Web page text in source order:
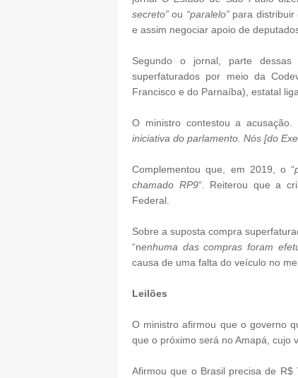
secreto” ou “paralelo”para distribuir
e assim negociar apoio de
Segundo o jornal, parte
superfaturados por meio da
Francisco e do Parnaíba), estatal
O ministro contestou a acusação.
iniciativa do parlamento. Nós [do
Complementou que, em 2019, o “
chamado RP9“. Reiterou que a
Federal.
Sobre a suposta compra
“nenhuma das compras foram
causa de uma falta do veículo no
Leilões
O ministro afirmou que o governo
que o próximo será no Amapá, cujo
Afirmou que o Brasil precisa de